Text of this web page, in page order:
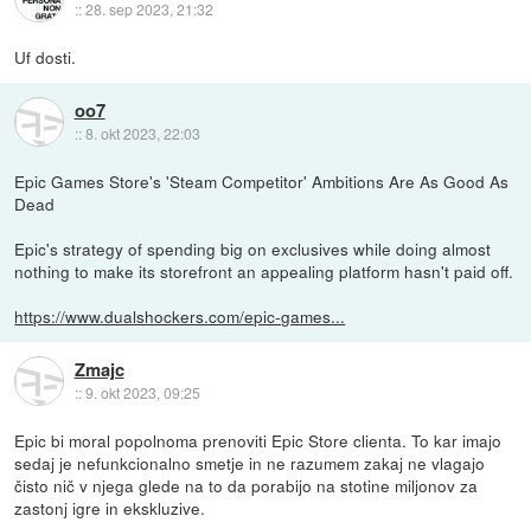
::28. sep 2023, 21:32
Uf dosti.
oo7
::8. okt 2023, 22:03
Epic Games Store's 'Steam Competitor' Ambitions Are As Good As
Dead
Epic's strategy of spending big on exclusives while doing almost
nothing to make its storefront an appealing platform hasn't paid off.
https://www.dualshockers.com/epic-games...
Zmajc
::9. okt 2023, 09:25
Epic bi moral popolnoma prenoviti Epic Store clienta. To kar imajo
sedaj je nefunkcionalno smetje in ne razumem zakaj ne vlagajo
čisto nič v njega glede na to da porabijo na stotine miljonov za
zastonj igre in ekskluzive.